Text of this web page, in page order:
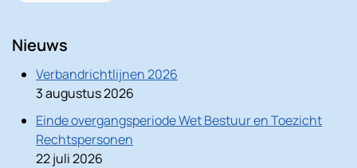
Nieuws
Verbandrichtlijnen 2026
3 augustus 2026
Einde overgangsperiode Wet Bestuur en Toezicht
Rechtspersonen
22 juli 2026